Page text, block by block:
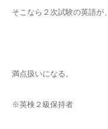
そこなら２次試験の英語が、
満点扱いになる。
※英検２級保持者